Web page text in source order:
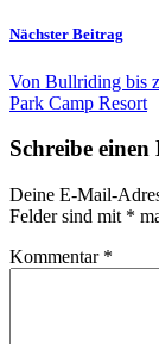
Nächster Beitrag
Von Bullriding bis
Park Camp Resort
Schreibe
Deine E-Mail-
Felder sind mit *
Kommentar *